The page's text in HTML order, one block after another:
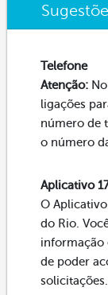
Telefone
Atenção:
ligações
número de
o número
Aplicativo
O
do Rio.
informação
de poder
solicitações.